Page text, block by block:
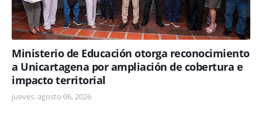
Ministerio de Educación otorga reconocimiento
a Unicartagena por ampliación de cobertura e
impacto territorial
jueves, agosto 06, 2026